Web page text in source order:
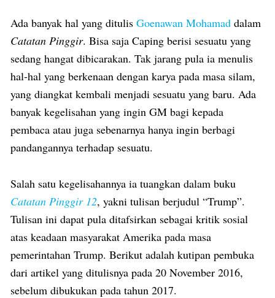
Ada banyak hal yang ditulis Goenawan Mohamad dalam
Catatan Pinggir. Bisa saja Caping berisi sesuatu yang
sedang hangat dibicarakan. Tak jarang pula ia menulis
hal-hal yang berkenaan dengan karya pada masa silam,
yang diangkat kembali menjadi sesuatu yang baru. Ada
banyak kegelisahan yang ingin GM bagi kepada
pembaca atau juga sebenarnya hanya ingin berbagi
pandangannya terhadap sesuatu.
Salah satu kegelisahannya ia tuangkan dalam buku
Catatan Pinggir 12, yakni tulisan berjudul “Trump”.
Tulisan ini dapat pula ditafsirkan sebagai kritik sosial
atas keadaan masyarakat Amerika pada masa
pemerintahan Trump. Berikut adalah kutipan pembuka
dari artikel yang ditulisnya pada 20 November 2016,
sebelum dibukukan pada tahun 2017.